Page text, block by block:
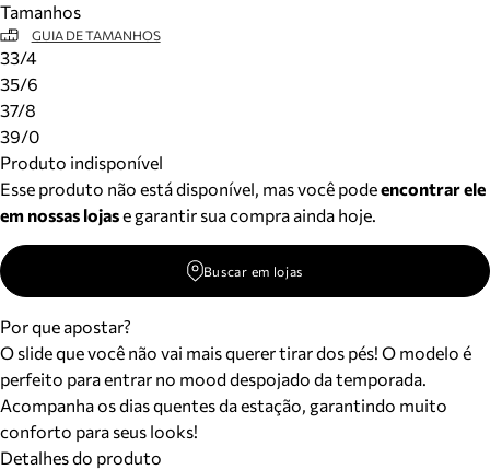
Meus pedidos
Acompanhe seus pedidos e solicite devoluções.
Tamanhos
GUIA DE TAMANHOS
33/4
35/6
37/8
39/0
Produto indisponível
Esse produto não está disponível, mas você podeencontrar ele
em nossas lojase garantir sua compra ainda hoje.
Buscar em lojas
Por que apostar?
O slide que você não vai mais querer tirar dos pés! O modelo é
perfeito para entrar no mood despojado da temporada.
Acompanha os dias quentes da estação, garantindo muito
conforto para seus looks!
Detalhes do produto